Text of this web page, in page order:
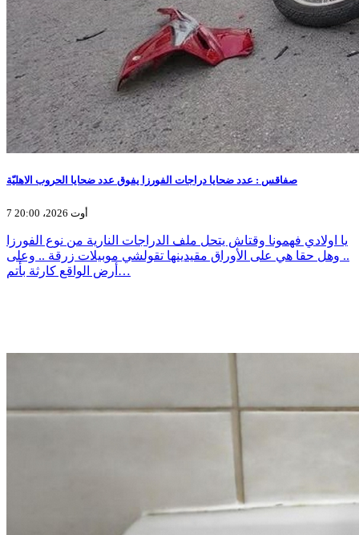
صفاقس : عدد ضحايا دراجات الفورزا يفوق عدد ضحايا الحروب الاهليّة
7 أوت 2026، 20:00
يا اولادي فهمونا وقتاش يتحل ملف الدراجات النارية من نوع الفورزا
.. وهل حقا هي على الأوراق مقيدينها تقولشي موبيلات زرقة .. وعلى
أرض الواقع كارثة بأتم…